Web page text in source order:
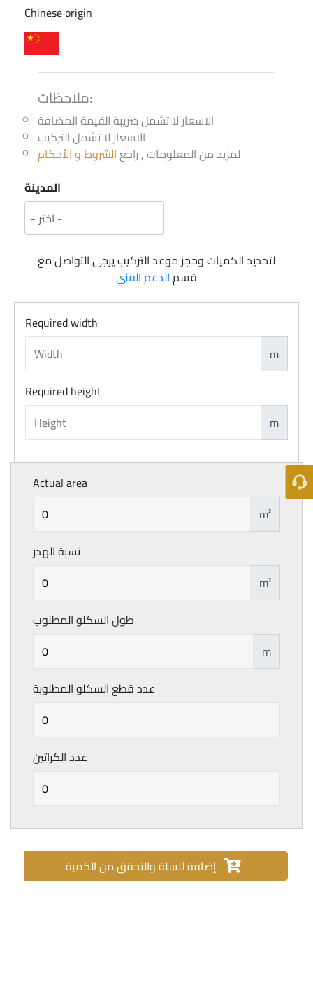
Chinese origin
ملاحظات:
الاسعار لا تشمل ضريبة القيمة المضافة
الاسعار لا تشمل التركيب
لمزيد من المعلومات , راجعالشروط و الأحكام
المدينة
لتحديد الكميات وحجز موعد التركيب يرجى التواصل مع
قسمالدعم الفني
Required width
m
Required height
m
Actual area
m²
نسبة الهدر
m²
طول السكلو المطلوب
m
عدد قطع السكلو المطلوبة
عدد الكراتين
إضافة للسلة والتحقق من الكمية